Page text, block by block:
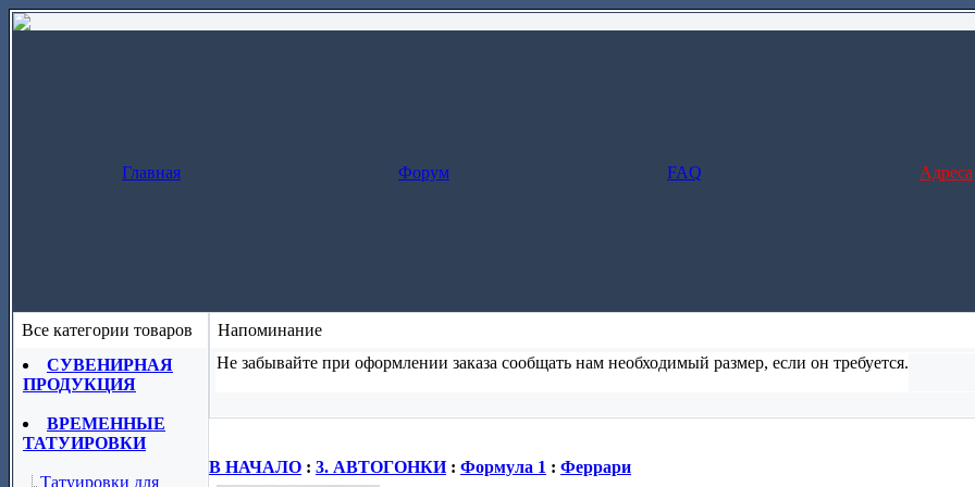
Главная Форум FAQ Адреса
Все категории товаров
СУВЕНИРНАЯ
ПРОДУКЦИЯ
ВРЕМЕННЫЕ
ТАТУИРОВКИ
Татуировки для
Напоминание
Не забывайте при оформлении заказа сообщать нам необходимый размер, если он требуется.
В НАЧАЛО : 3. АВТОГОНКИ: Формула 1 : Феррари